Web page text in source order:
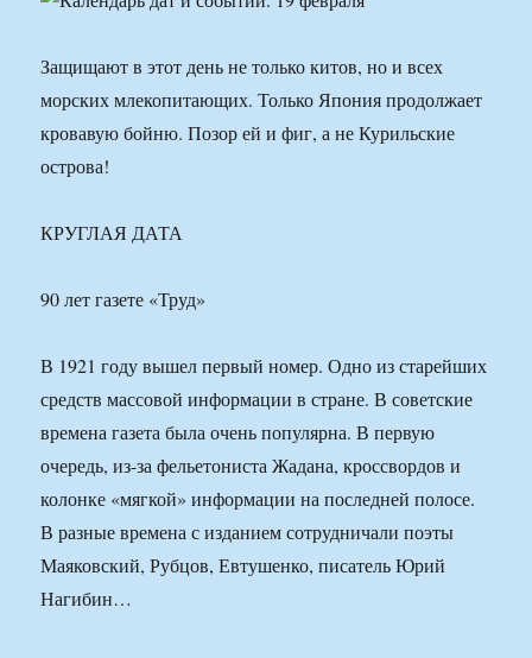
Защищают в этот день не только китов, но и всех
морских млекопитающих. Только Япония продолжает
кровавую бойню. Позор ей и фиг, а не Курильские
острова!
КРУГЛАЯ ДАТА
90 лет газете «Труд»
В 1921 году вышел первый номер. Одно из старейших
средств массовой информации в стране. В советские
времена газета была очень популярна. В первую
очередь, из-за фельетониста Жадана, кроссвордов и
колонке «мягкой» информации на последней полосе.
В разные времена с изданием сотрудничали поэты
Маяковский, Рубцов, Евтушенко, писатель Юрий
Нагибин…